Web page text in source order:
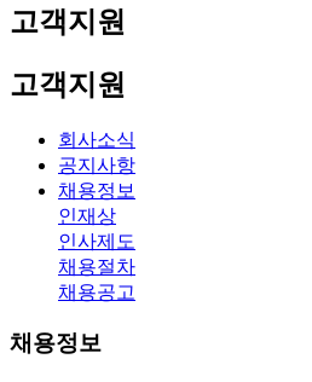
고객지원
고객지원
회사소식
공지사항
채용정보
인재상
인사제도
채용절차
채용공고
채용정보